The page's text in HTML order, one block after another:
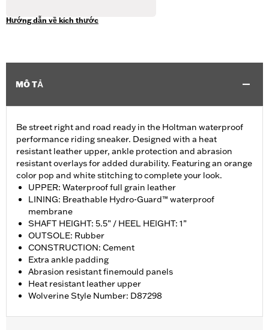
Hướng dẫn về kích thước
MÔ TẢ
Be street right and road ready in the Holtman waterproof
performance riding sneaker. Designed with a heat
resistant leather upper, ankle protection and abrasion
resistant overlays for added durability. Featuring an orange
color pop and white stitching to complete your look.
UPPER: Waterproof full grain leather
LINING: Breathable Hydro-Guard™ waterproof
membrane
SHAFT HEIGHT: 5.5” / HEEL HEIGHT: 1”
OUTSOLE: Rubber
CONSTRUCTION: Cement
Extra ankle padding
Abrasion resistant finemould panels
Heat resistant leather upper
Wolverine Style Number: D87298